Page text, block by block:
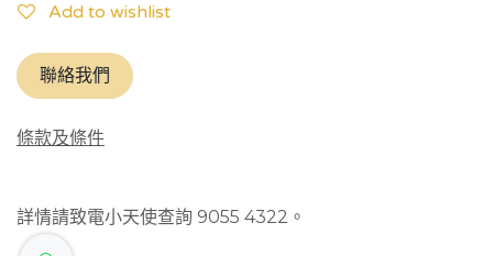
Add to wishlist
聯絡我們
條款及條件
詳情請致電小天使查詢 9055 4322。